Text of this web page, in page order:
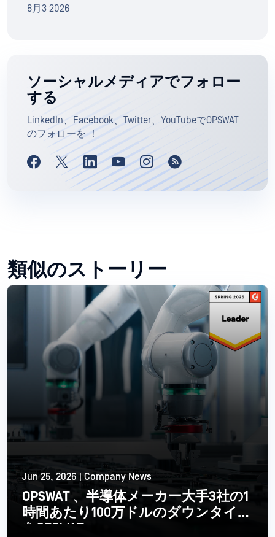
8月3 2026
ソーシャルメディアでフォロー
する
LinkedIn、Facebook、Twitter、YouTubeでOPSWAT
のフォローを ！
類似のストーリー
Jun 25, 2026 | Company News
OPSWAT 、半導体メーカー大手3社の1
時間あたり100万ドルのダウンタイム
をOPSWAT